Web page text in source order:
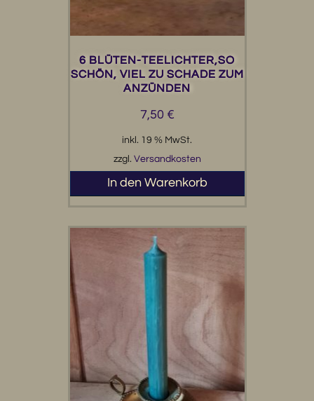
6 BLÜTEN-TEELICHTER,SO
SCHÖN, VIEL ZU SCHADE ZUM
ANZÜNDEN
7,50 €
inkl. 19 % MwSt.
zzgl. Versandkosten
In den Warenkorb